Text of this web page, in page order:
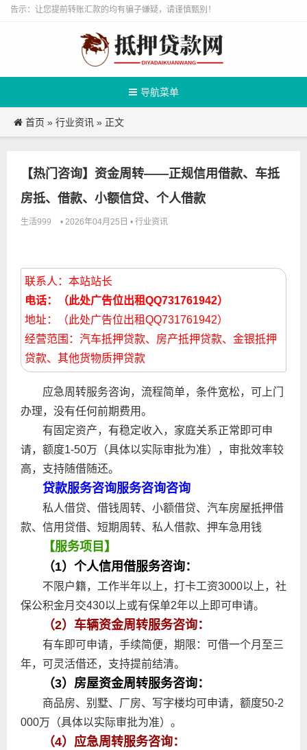
告示：让您提前转账汇款的均有骗子嫌疑，请谨慎甄别！
导航菜单
首页 » 行业资讯 » 正文
【热门咨询】资金周转——正规信用借款、车抵
房抵、借款、小额信贷、个人借款
生活999 • 2026年04月25日 • 行业资讯
联系人：本站站长
电话：（此处广告位出租QQ731761942）
地址：（此处广告位出租QQ731761942）
经营范围：汽车抵押贷款、房产抵押贷款、金银抵押
贷款、其他货物质押贷款
应急周转服务咨询，流程简单，条件宽松，可上门
办理，没有任何前期费用。
有固定资产，有稳定收入，家庭关系正常即可申
请，额度1-50万（具体以实际审批为准），审批效率较
高，支持随借随还。
贷款服务咨询服务咨询咨询
私人借贷、借钱周转、小额借贷、汽车房屋抵押借
款、信用贷借、短期周转、私人借款、押车急用钱
【服务项目】
（1）个人信用借服务咨询：
不限户籍，工作半年以上，打卡工资3000以上，社
保公积金月交430以上或有保单2年以上即可申请。
（2）车辆资金周转服务咨询：
有车即可申请，手续简便，期限：可借一个月至三
年，可灵活借还，支持提前结清。
（3）房屋资金周转服务咨询：
商品房、别墅、厂房、写字楼均可申请，额度50-2
000万（具体以实际审批为准）。
（4）应急周转服务咨询：